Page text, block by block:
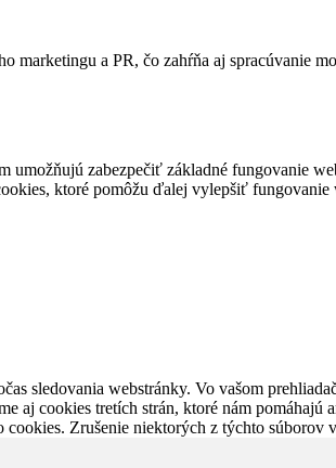
marketingu a PR, čo zahŕňa aj spracúvanie
umožňujú zabezpečiť základné fungovanie
ktoré pomôžu ďalej vylepšiť
sledovania webstránky. Vo vašom
aj cookies tretích strán, ktoré nám
Zrušenie niektorých z týchto